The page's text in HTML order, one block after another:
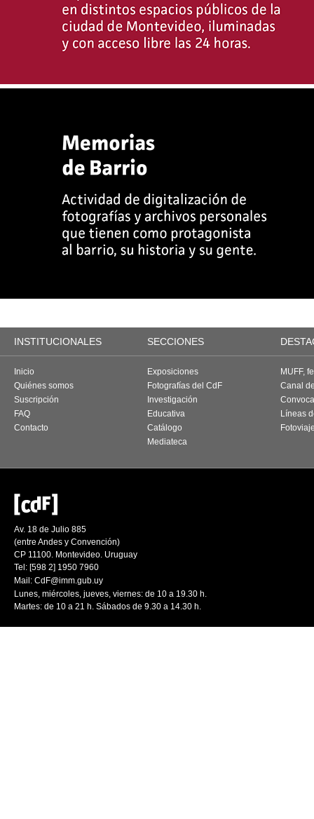
INSTITUCIONALES SECCIONES
Inicio
Quiénes somos
Suscripción
FAQ
Contacto
Exposiciones
Fotografías del CdF
Investigación
Educativa
Catálogo
Mediateca
MUFF,
Canal
Líneas
Av. 18 de Julio 885
(entre Andes y Convención)
CP 11100. Montevideo. Uruguay
Tel: [598 2] 1950 7960
Mail: CdF@imm.gub.uy
Lunes, miércoles, jueves, viernes: de 10 a 19.30 h.
Martes: de 10 a 21 h. Sábados de 9.30 a 14.30 h.